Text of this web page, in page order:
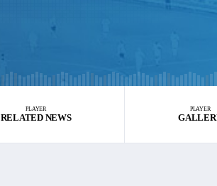
PLAYER
RELATED NEWS
PLAYER